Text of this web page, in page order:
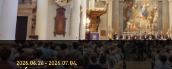
2026.06.26 - 2026.07.04.